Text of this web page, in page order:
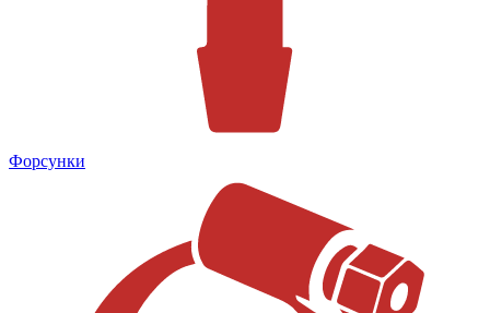
Форсунки